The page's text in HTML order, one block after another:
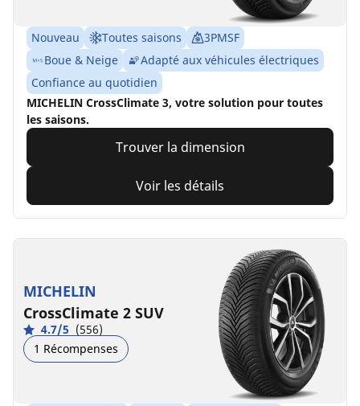
Nouveau Toutes saisons
3PMSF
Boue & Neige
Adapté aux véhicules électriques
Confiance au quotidien
MICHELIN CrossClimate 3, votre solution pour toutes
les saisons.
Trouver la dimension
Voir les détails
MICHELIN
CrossClimate 2 SUV
4.7/5 (556)
1 Récompenses